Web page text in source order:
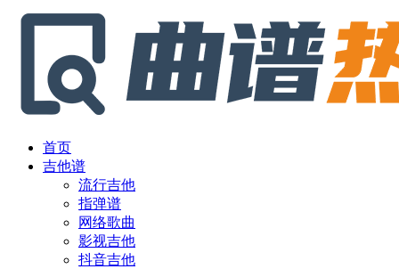
首页
吉他谱
流行吉他
指弹谱
网络歌曲
影视吉他
抖音吉他